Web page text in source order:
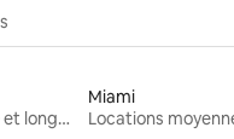
Locations moyenne et longue durée
Miami